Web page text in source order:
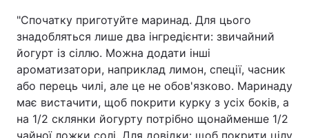
"Спочатку приготуйте маринад. Для цього
знадобляться лише два інгредієнти: звичайний
йогурт із сіллю. Можна додати інші
ароматизатори, наприклад лимон, спеції, часник
або перець чилі, але це не обов'язково. Маринаду
має вистачити, щоб покрити курку з усіх боків, а
на 1/2 склянки йогурту потрібно щонайменше 1/2
чайної ложки солі. Для довідки: щоб покрити цілу